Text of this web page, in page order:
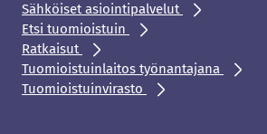
Sähköiset asiointipalvelut
Etsi tuomioistuin
Ratkaisut
Tuomioistuinlaitos työnantajana
Tuomioistuinvirasto